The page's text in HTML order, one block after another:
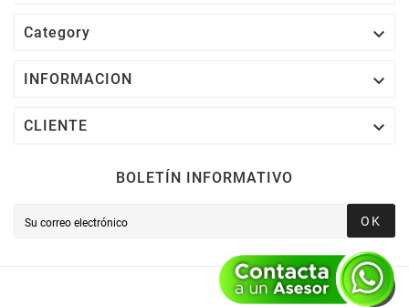
Category 
INFORMACION 
CLIENTE 
BOLETÍN INFORMATIVO
OK